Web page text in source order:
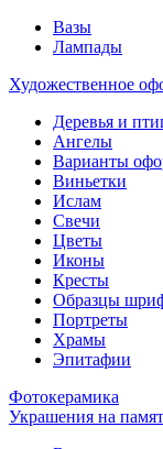
Вазы
Лампады
Художественное
Деревья и
Ангелы
Варианты
Виньетки
Ислам
Свечи
Цветы
Иконы
Кресты
Образцы
Портреты
Храмы
Эпитафии
Фотокерамика
Украшения на